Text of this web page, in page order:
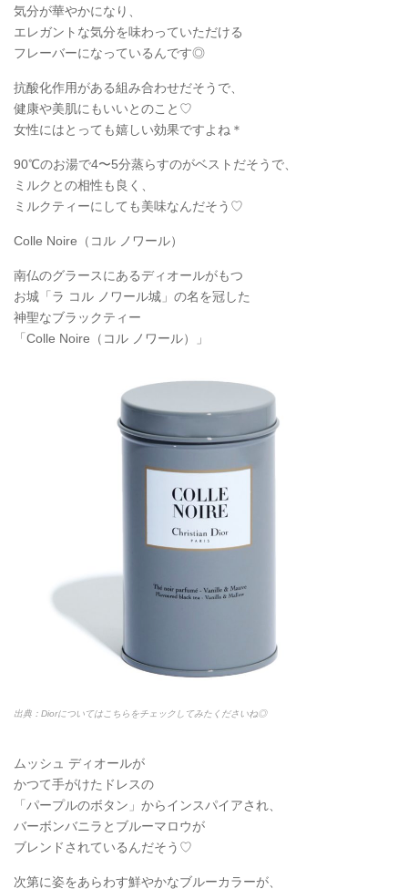
気分が華やかになり、
エレガントな気分を味わっていただける
フレーバーになっているんです◎
抗酸化作用がある組み合わせだそうで、
健康や美肌にもいいとのこと♡
女性にはとっても嬉しい効果ですよね＊
90℃のお湯で4〜5分蒸らすのがベストだそうで、
ミルクとの相性も良く、
ミルクティーにしても美味なんだそう♡
Colle Noire（コル ノワール）
南仏のグラースにあるディオールがもつ
お城「ラ コル ノワール城」の名を冠した
神聖なブラックティー
「Colle Noire（コル ノワール）」
出典：Diorについてはこちらをチェックしてみたくださいね◎
ムッシュ ディオールが
かつて手がけたドレスの
「パープルのボタン」からインスパイアされ、
バーボンバニラとブルーマロウが
ブレンドされているんだそう♡
次第に姿をあらわす鮮やかなブルーカラーが、